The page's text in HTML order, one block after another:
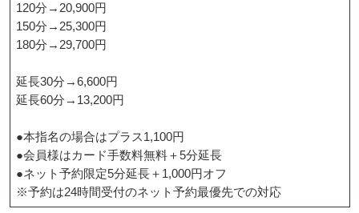
120分→20,900円
150分→25,300円
180分→29,700円
延長30分→6,600円
延長60分→13,200円
●本指名の場合はプラス1,100円
●会員様はカード手数料無料＋5分延長
●ネット予約限定5分延長＋1,000円オフ
※予約は24時間受付のネット予約最優先での対応